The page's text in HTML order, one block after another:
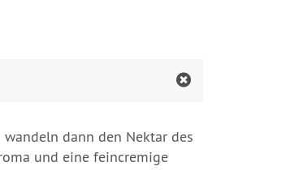
dann den Nektar des
und eine feincremige